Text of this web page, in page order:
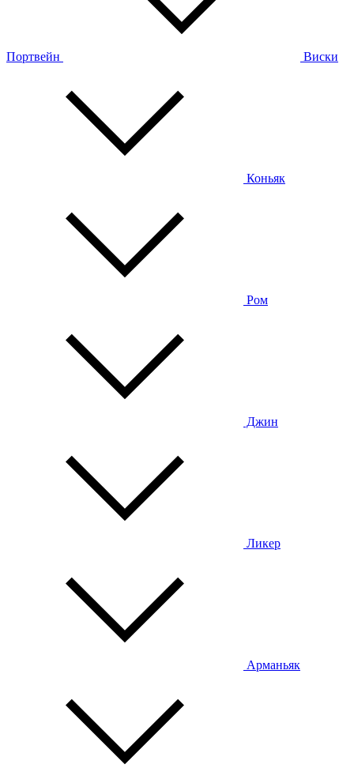
Портвейн Виски
Коньяк
Ром
Джин
Ликер
Арманьяк